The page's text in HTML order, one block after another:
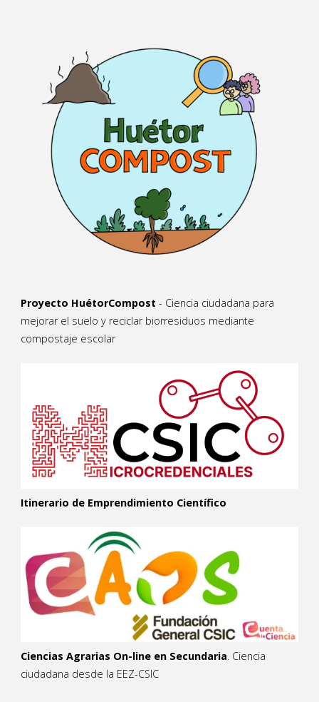
Proyecto HuétorCompost - Ciencia ciudadana para
mejorar el suelo y reciclar biorresiduos mediante
compostaje escolar
Itinerario de Emprendimiento Científico
Ciencias Agrarias On-line en Secundaria. Ciencia
ciudadana desde la EEZ-CSIC